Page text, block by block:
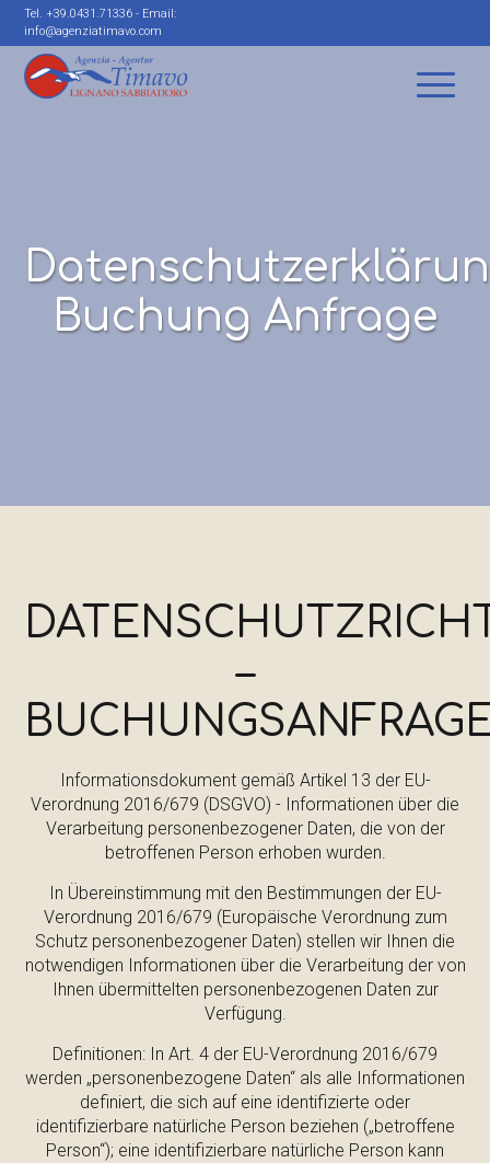
Tel. +39.0431.71336 - Email:
info@agenziatimavo.com
Buchung Anfrage
–
Informationsdokument gemäß Artikel 13 der EU-
Verordnung 2016/679 (DSGVO) - Informationen über die
Verarbeitung personenbezogener Daten, die von der
betroffenen Person erhoben wurden.
In Übereinstimmung mit den Bestimmungen der EU-
Verordnung 2016/679 (Europäische Verordnung zum
Schutz personenbezogener Daten) stellen wir Ihnen die
notwendigen Informationen über die Verarbeitung der von
Ihnen übermittelten personenbezogenen Daten zur
Verfügung.
Definitionen: In Art. 4 der EU-Verordnung 2016/679
werden „personenbezogene Daten“ als alle Informationen
definiert, die sich auf eine identifizierte oder
identifizierbare natürliche Person beziehen („betroffene
Person“); eine identifizierbare natürliche Person kann